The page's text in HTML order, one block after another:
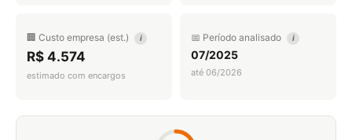
🏢 Custo empresa (est.) i
R$ 4.574
estimado com encargos
📅 Período analisado i
07/2025
até 06/2026